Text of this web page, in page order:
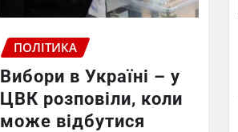
ПОЛІТИКА
Вибори в Україні – у
ЦВК розповіли, коли
може відбутися